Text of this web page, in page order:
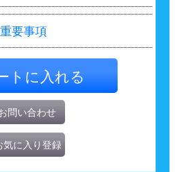
要事項
トに入れる
問い合わせ
気に入り登録